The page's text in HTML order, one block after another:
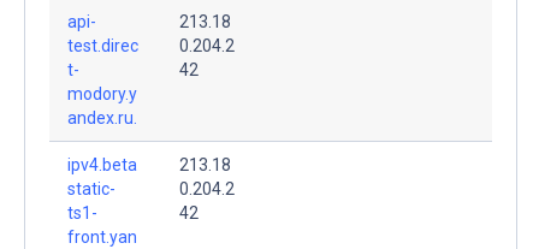
api-
test.direc
t-
modory.y
andex.ru.
213.18
0.204.2
42
ipv4.beta
static-
ts1-
front.yan
213.18
0.204.2
42